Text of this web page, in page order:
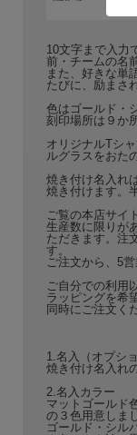
10文字まで入力
前・チームの名
また、好きな単
たびに、励まさ
色はゴールド・
刻印場所は９か
オリジナルTシ
ルグラスをおた
焼き付け名入れ
焼き付けます。
ご覧の本店サイ
生産数に限りが
ただきます。注
す。
ご注文から、5
ご自分での利用
ラッピングを希
同時にご注文く
1.名入（オプシ
焼き付け名入れ
2.名入カラー
マットゴールド
の３色用意しま
ゴールド・シル